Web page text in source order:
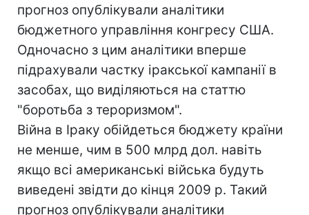
прогноз опублікували аналітики
бюджетного управління конгресу США.
Одночасно з цим аналітики вперше
підрахували частку іракської кампанії в
засобах, що виділяються на статтю
"боротьба з тероризмом".
Війна в Іраку обійдеться бюджету країни
не менше, чим в 500 млрд дол. навіть
якщо всі американські війська будуть
виведені звідти до кінця 2009 р. Такий
прогноз опублікували аналітики